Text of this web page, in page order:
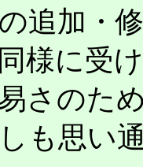
追加・
様に受
さのた
も思い